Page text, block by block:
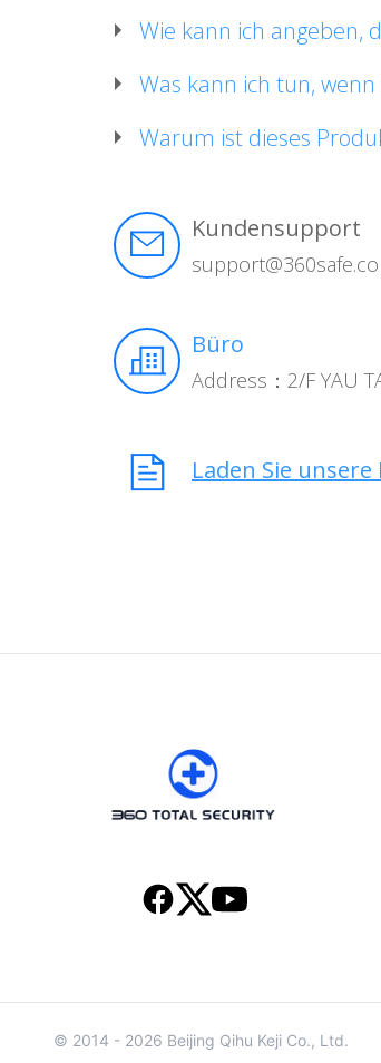
Wie kann ich angeben,
Was kann ich tun,
Warum ist dieses
Kundensupport
Büro
Address：2/F YAU
Laden Sie
© 2014 - 2026 Beijing Qihu Keji Co., Ltd.